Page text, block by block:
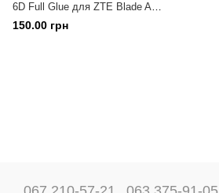
6D Full Glue для ZTE Blade A34
полноэкранное черное
150.00 грн